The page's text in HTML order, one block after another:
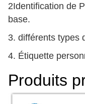
2Identification de
base.
3. différents types
4. Étiquette
Produits